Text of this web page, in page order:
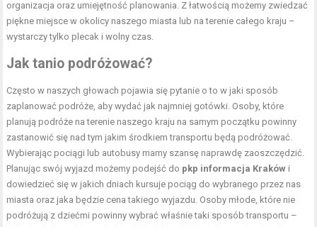
organizacja oraz umiejętność planowania. Z łatwością możemy zwiedzać
piękne miejsce w okolicy naszego miasta lub na terenie całego kraju –
wystarczy tylko plecak i wolny czas.
Jak tanio podróżować?
Często w naszych głowach pojawia się pytanie o to w jaki sposób
zaplanować podróże, aby wydać jak najmniej gotówki. Osoby, które
planują podróże na terenie naszego kraju na samym początku powinny
zastanowić się nad tym jakim środkiem transportu będą podróżować.
Wybierając pociągi lub autobusy mamy szansę naprawdę zaoszczędzić.
Planując swój wyjazd możemy podejść do pkp informacja Kraków i
dowiedzieć się w jakich dniach kursuje pociąg do wybranego przez nas
miasta oraz jaka będzie cena takiego wyjazdu. Osoby młode, które nie
podróżują z dziećmi powinny wybrać właśnie taki sposób transportu –